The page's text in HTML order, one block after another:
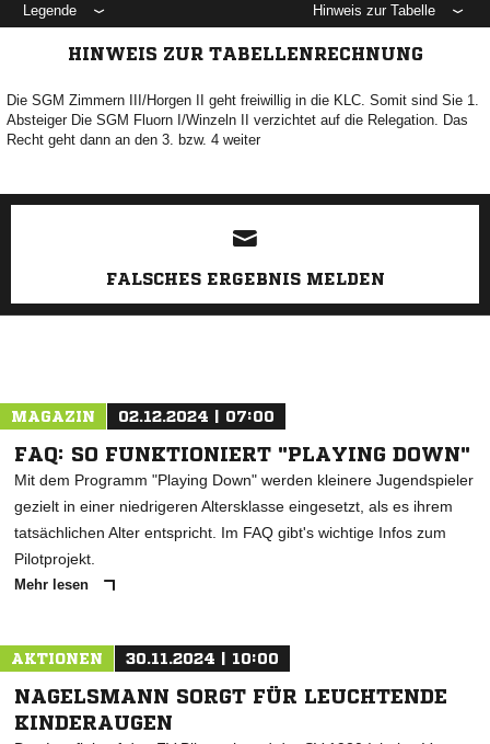
Legende Hinweis zur Tabelle
HINWEIS ZUR TABELLENRECHNUNG
Die SGM Zimmern III/Horgen II geht freiwillig in die KLC. Somit sind Sie 1.
Absteiger Die SGM Fluorn I/Winzeln II verzichtet auf die Relegation. Das
Recht geht dann an den 3. bzw. 4 weiter
ANZEIGE
FALSCHES ERGEBNIS MELDEN
MAGAZIN 02.12.2024 | 07:00
FAQ: SO FUNKTIONIERT "PLAYING DOWN"
Mit dem Programm "Playing Down" werden kleinere Jugendspieler
gezielt in einer niedrigeren Altersklasse eingesetzt, als es ihrem
tatsächlichen Alter entspricht. Im FAQ gibt's wichtige Infos zum
Pilotprojekt.
Mehr lesen
AKTIONEN 30.11.2024 | 10:00
NAGELSMANN SORGT FÜR LEUCHTENDE
KINDERAUGEN